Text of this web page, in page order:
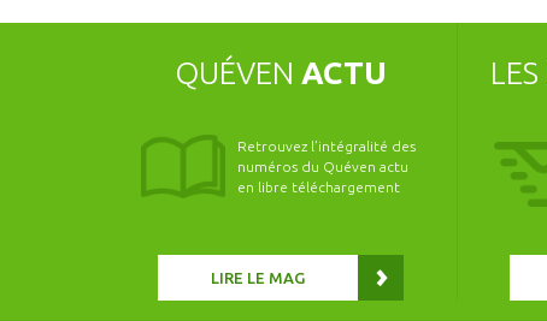
QUÉVEN ACTU
Retrouvez l’intégralité des
numéros du Quéven actu
en libre téléchargement
LIRE LE MAG
LES